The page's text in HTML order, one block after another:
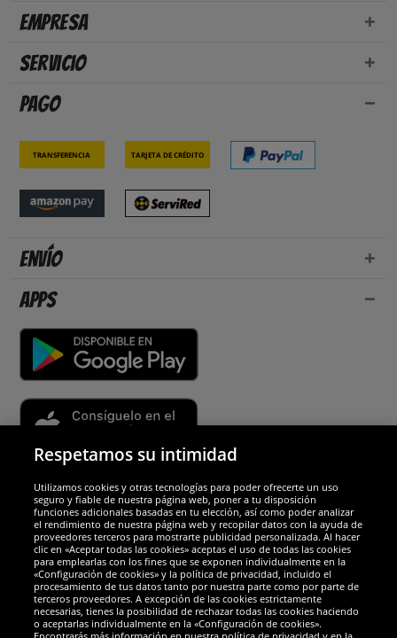
Empresa
Servicio
Pago
Transferencia Tarjeta de crédito
Envío
Apps
Socios y seguridad
Galardones
Respetamos su intimidad
Utilizamos cookies y otras tecnologías para poder ofrecerte un uso
seguro y fiable de nuestra página web, poner a tu disposición
funciones adicionales basadas en tu elección, así como poder analizar
el rendimiento de nuestra página web y recopilar datos con la ayuda de
proveedores terceros para mostrarte publicidad personalizada. Al hacer
clic en «Aceptar todas las cookies» aceptas el uso de todas las cookies
para emplearlas con los fines que se exponen individualmente en la
«Configuración de cookies» y la política de privacidad, incluido el
procesamiento de tus datos tanto por nuestra parte como por parte de
terceros proveedores. A excepción de las cookies estrictamente
necesarias, tienes la posibilidad de rechazar todas las cookies haciendo
o aceptarlas individualmente en la «Configuración de cookies».